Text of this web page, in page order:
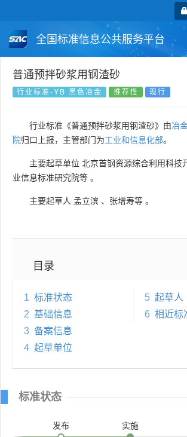
全国标准信息公共服务平台
国家标准 行业标准
国外标准 技术委员会
普通预拌砂浆用钢渣砂
行业标准-YB 黑色冶金 推荐性 现行
行业标准《普通预拌砂浆用钢渣砂》由冶
院归口上报，主管部门为工业和信息化部。
主要起草单位 北京首钢资源综合利用科技
业信息标准研究院等 。
主要起草人 孟立滨 、 张增寿等 。
目录
1 标准状态
2 基础信息
3 备案信息
4 起草单位
5 起草人
6 相近标
标准状态
发布 实施